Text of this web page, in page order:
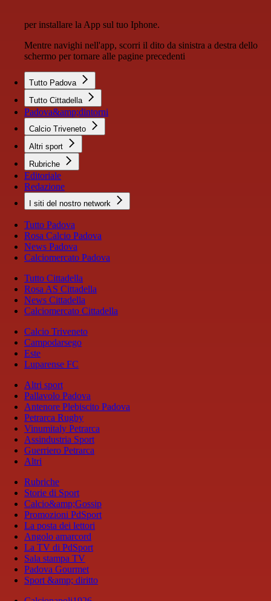
per installare la App sul tuo Iphone.
Mentre navighi nell'app, scorri il dito da sinistra a destra dello
schermo per tornare alle pagine precedenti
Tutto Padova
Tutto Cittadella
Padova&amp;dintorni
Calcio Triveneto
Altri sport
Rubriche
Editoriale
Redazione
I siti del nostro network
Tutto Padova
Rosa Calcio Padova
News Padova
Calciomercato Padova
Tutto Cittadella
Rosa AS Cittadella
News Cittadella
Calciomercato Cittadella
Calcio Triveneto
Campodarsego
Este
Luparense FC
Altri sport
Pallavolo Padova
Antenore Plebiscito Padova
Petrarca Rugby
Vinumitaly Petrarca
Assindustria Sport
Guerriero Petrarca
Altri
Rubriche
Storie di Sport
Calcio&amp;Gossip
Promozioni PdSport
La posta dei lettori
Angolo amarcord
La TV di PdSport
Sala stampa TV
Padova Gourmet
Sport &amp; diritto